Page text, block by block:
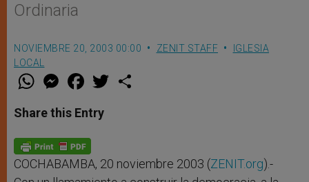
Ordinaria
NOVIEMBRE 20, 2003 00:00 ZENIT STAFF
IGLESIA
LOCAL
W
t
s
p
p
M
e
s
e
g
e
r
F
a
e
b
o
k
w
Share this Entry
COCHABAMBA, 20 noviembre 2003 (ZENIT.org).-